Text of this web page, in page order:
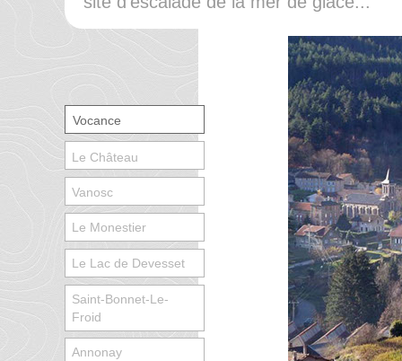
Vocance
Le Château
Vanosc
Le Monestier
Le Lac de Devesset
Saint-Bonnet-Le-
Froid
Annonay